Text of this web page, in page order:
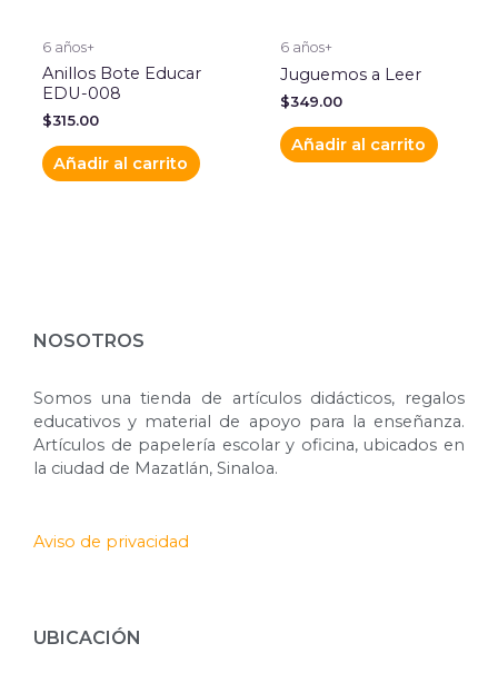
6 años+
Anillos Bote Educar
EDU-008
$315.00
Añadir al carrito
6 años+
Juguemos a Leer
$349.00
Añadir al carrito
NOSOTROS
Somos una tienda de artículos didácticos, regalos
educativos y material de apoyo para la enseñanza.
Artículos de papelería escolar y oficina, ubicados en
la ciudad de Mazatlán, Sinaloa.
Aviso de privacidad
UBICACIÓN